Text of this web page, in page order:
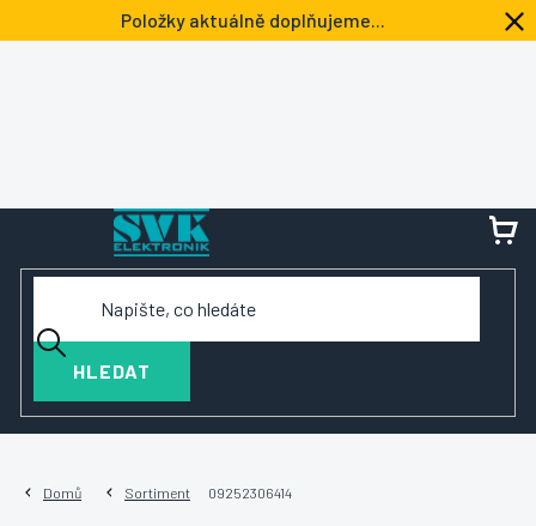
na
Položky aktuálně doplňujeme...
HLEDAT
Domů Sortiment 09252306414